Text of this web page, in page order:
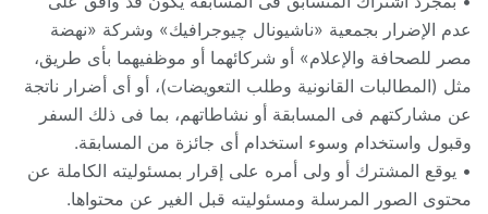
عدم الإضرار بجمعية «ناشيونال ‏چيوجرافيك» وشركة «نهضة
مصر للصحافة والإعلام» أو شركائهما أو موظفيهما بأى طريق،
مثل ‏‏(المطالبات القانونية وطلب التعويضات)، أو أى أضرار ناتجة
عن مشاركتهم فى المسابقة أو ‏نشاطاتهم، بما فى ذلك السفر
وقبول واستخدام وسوء استخدام أى جائزة من المسابقة.‏
• يوقع المشترك أو ولى أمره على إقرار بمسئوليته الكاملة عن
محتوى الصور المرسلة ومسئوليته قبل ‏الغير عن محتواها. ‏